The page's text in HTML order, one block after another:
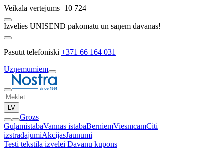
Veikala vērtējums+10 724
Izvēlies UNISEND pakomātu un saņem dāvanas!
Pasūtīt telefoniski +371 66 164 031
Uzņēmumiem
LV
Grozs
GuļamistabaVannas istabaBērniemViesnīcāmCiti
izstrādājumiAkcijasJaunumi
Testi tekstila izvēlei Dāvanu kupons